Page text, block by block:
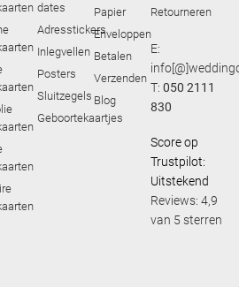
dates
Adresstickers
Inlegvellen
Posters
Sluitzegels
Geboortekaartjes
Papier
Enveloppen
Betalen
Verzenden
Blog
Retourneren
E:
T:050 2111
830
Score op
Trustpilot:
Uitstekend
Reviews: 4,9
van 5 sterren